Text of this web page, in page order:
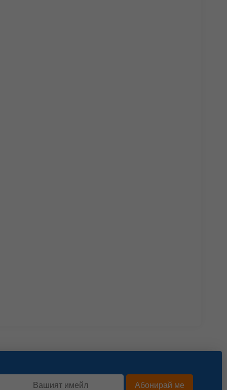
Абонирай ме